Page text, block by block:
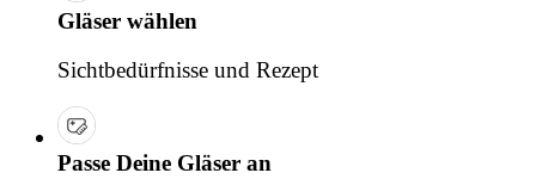
Gläser wählen
Sichtbedürfnisse und Rezept
Passe Deine Gläser an